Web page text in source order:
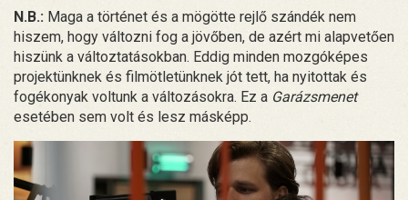
N.B.: Maga a történet és a mögötte rejlő szándék nem
hiszem, hogy változni fog a jövőben, de azért mi alapvetően
hiszünk a változtatásokban. Eddig minden mozgóképes
projektünknek és filmötletünknek jót tett, ha nyitottak és
fogékonyak voltunk a változásokra. Ez a Garázsmenet
esetében sem volt és lesz másképp.